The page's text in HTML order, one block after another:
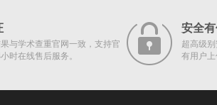
与学术查重官网一致，支持官
时在线售后服务。
安全
超高级
有用户